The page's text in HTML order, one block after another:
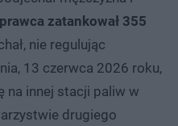
zatankował 355
nie regulując
13 czerwca 2026 roku,
na innej stacji paliw w
drugiego